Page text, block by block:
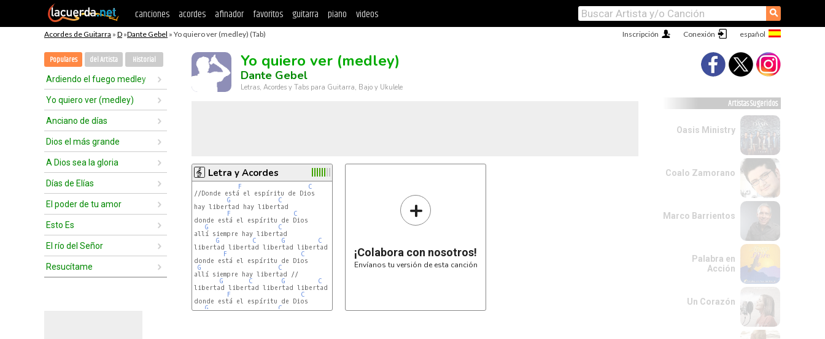
canciones acordes afinador favoritos guitarra piano videos ⚲
Acordes de Guitarra » D »Dante Gebel » Yo quiero ver (medley) (Tab) Conexión
Inscripción
Populares del Artista Historial
Ardiendo el fuego medley
Yo quiero ver (medley)
Anciano de días
Dios el más grande
A Dios sea la gloria
Días de Elías
El poder de tu amor
Esto Es
El río del Señor
Resucítame
Yo quiero ver (medley)
Dante Gebel
Letras, Acordes y Tabs para Guitarra, Bajo y Ukulele
Letra y Acordes
F
C
//Donde está el espíritu de Dios
G
C
hay libertad hay libertad
F
C
donde está el espíritu de Dios
G
C
allí siempre hay libertad
G
C G
C
libertad libertad libertad libertad
F
C
donde está el espíritu de Dios
G
C
allí siempre hay libertad //
G
C G
C
libertad libertad libertad libertad
F
C
donde está el espíritu de Dios
G
C
+
¡Colabora con nosotros!
Envíanos tu versión de esta canción
Artistas Sugeridos
Oasis Ministry
Coalo Zamorano
Marco Barrientos
Palabra en
Acción
Un Corazón